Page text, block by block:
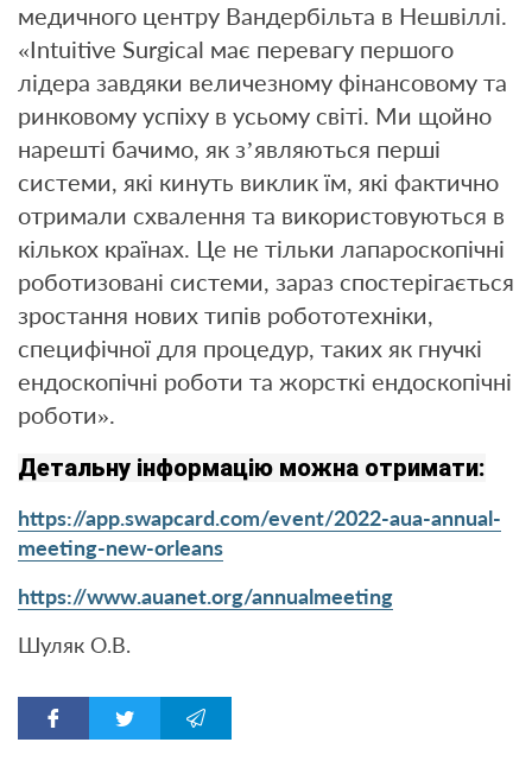
медичного центру Вандербільта в Нешвіллі.
«Intuitive Surgical має перевагу першого
лідера завдяки величезному фінансовому та
ринковому успіху в усьому світі. Ми щойно
нарешті бачимо, як з’являються перші
системи, які кинуть виклик їм, які фактично
отримали схвалення та використовуються в
кількох країнах. Це не тільки лапароскопічні
роботизовані системи, зараз спостерігається
зростання нових типів робототехніки,
специфічної для процедур, таких як гнучкі
ендоскопічні роботи та жорсткі ендоскопічні
роботи».
Детальну інформацію можна отримати:
https://app.swapcard.com/event/2022-aua-annual-
meeting-new-orleans
https://www.auanet.org/annualmeeting
Шуляк О.В.